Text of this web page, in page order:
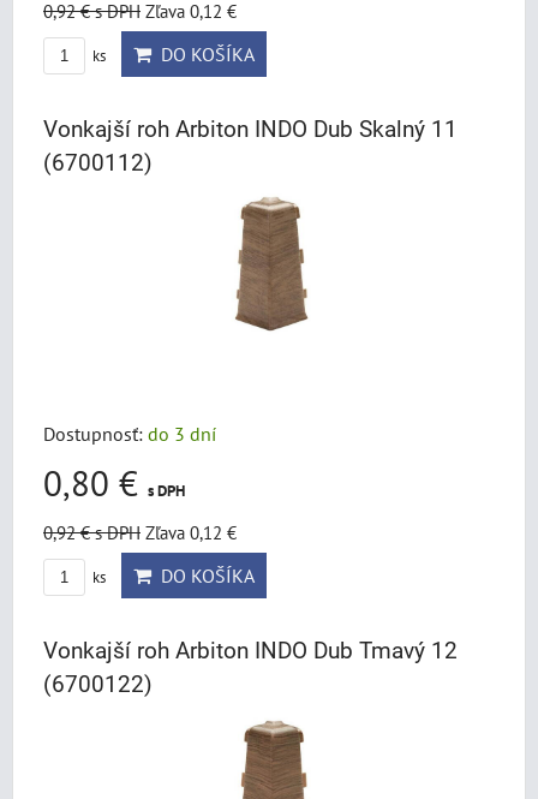
0,92 €s DPH Zľava 0,12 €
ks DO KOŠÍKA
Vonkajší roh Arbiton INDO Dub Skalný 11
(6700112)
Dostupnosť: do 3 dní
0,80 € s DPH
0,92 €s DPH Zľava 0,12 €
ks DO KOŠÍKA
Vonkajší roh Arbiton INDO Dub Tmavý 12
(6700122)